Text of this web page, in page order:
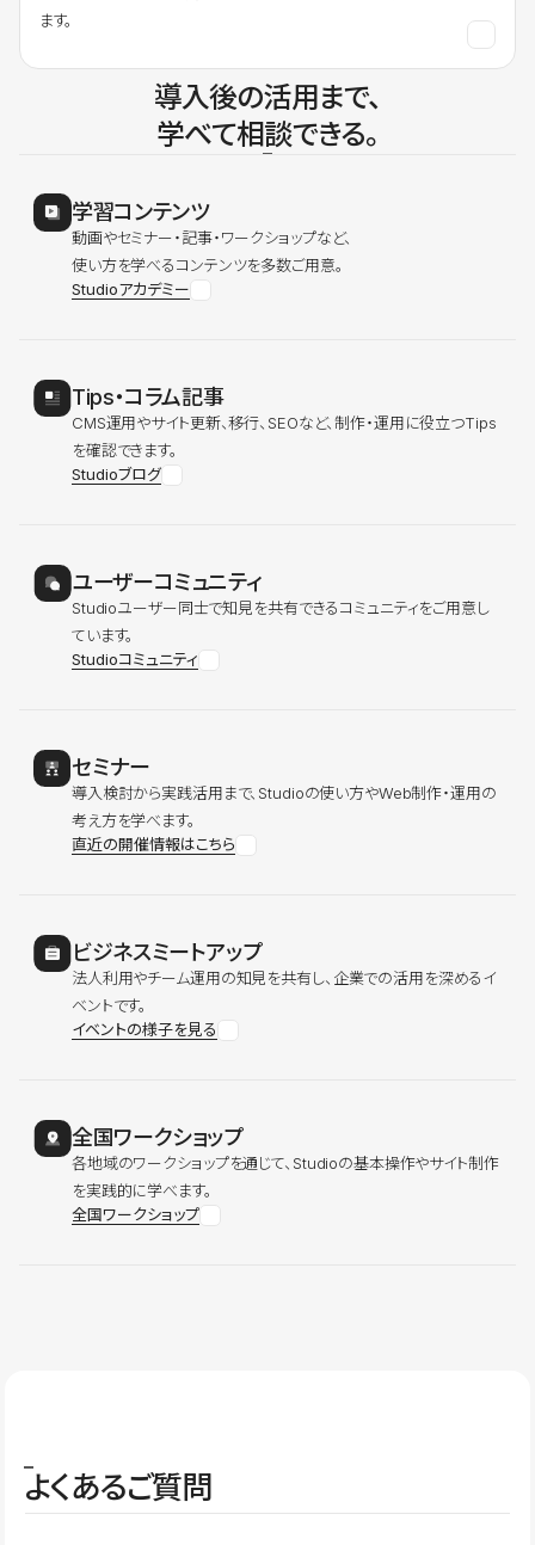
ます。
導入後の活用まで、
学べて相談できる。
学習コンテンツ
動画やセミナー・記事・ワークショップなど、
使い方を学べるコンテンツを多数ご用意。
Studioアカデミー
Tips・コラム記事
CMS運用やサイト更新、移行、SEOなど、制作・運用に役立つTips
を確認できます。
Studioブログ
ユーザーコミュニティ
Studioユーザー同士で知見を共有できるコミュニティをご用意し
ています。
Studioコミュニティ
セミナー
導入検討から実践活用まで、Studioの使い方やWeb制作・運用の
考え方を学べます。
直近の開催情報はこちら
ビジネスミートアップ
法人利用やチーム運用の知見を共有し、企業での活用を深めるイ
ベントです。
イベントの様子を見る
全国ワークショップ
各地域のワークショップを通じて、Studioの基本操作やサイト制作
を実践的に学べます。
全国ワークショップ
よくあるご質問